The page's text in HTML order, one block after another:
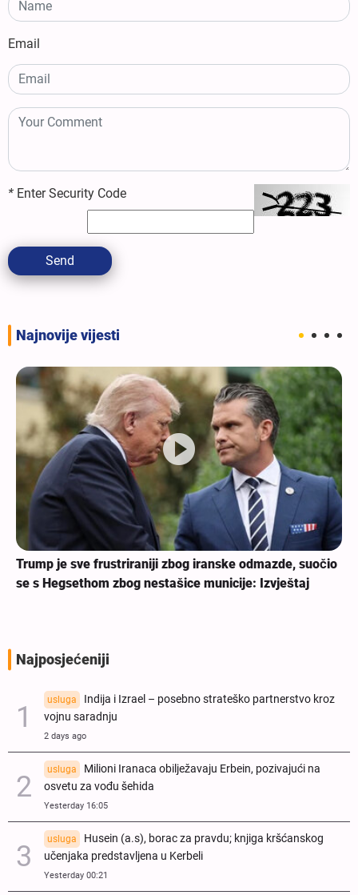
Email
* Enter Security Code
Send
Najnovije vijesti
Trump je sve frustriraniji zbog iranske odmazde, suočio
se s Hegsethom zbog nestašice municije: Izvještaj
Najposjećeniji
usluga
Indija i Izrael – posebno strateško partnerstvo kroz
vojnu saradnju
2 days ago
usluga
Milioni Iranaca obilježavaju Erbein, pozivajući na
osvetu za vođu šehida
Yesterday 16:05
usluga
Husein (a.s), borac za pravdu; knjiga kršćanskog
učenjaka predstavljena u Kerbeli
Yesterday 00:21